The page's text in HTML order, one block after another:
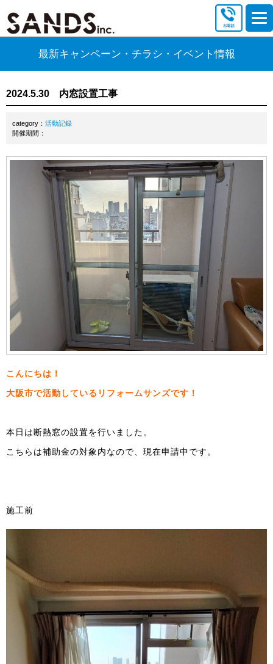
最新キャンペーン・チラシ・イベント情報
2024.5.30 内窓設置工事
category： 活動記録
開催期間：
こんにちは！
大阪市で活動しているリフォームサンズです！
本日は断熱窓の設置を行いました。
こちらは補助金の対象内なので、現在申請中です。
施工前